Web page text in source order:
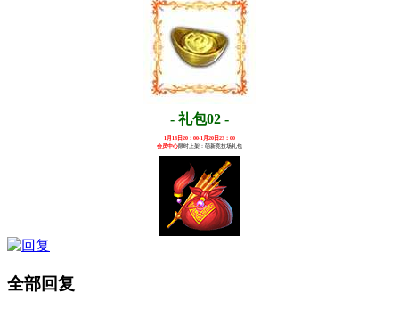
- 礼包02 -
1月18日20：00-1月20日23：00
会员中心限时上架：萌新竞技场礼包
全部回复